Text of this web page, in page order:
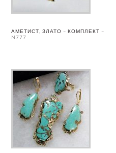
АМЕТИСТ, ЗЛАТО – КОМПЛЕКТ –
N777